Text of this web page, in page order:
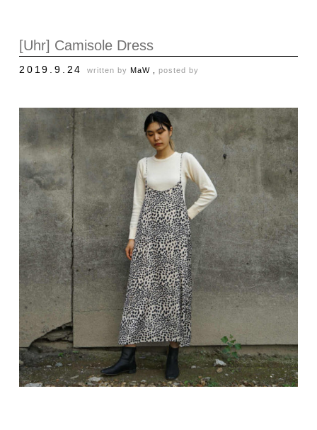
[Uhr] Camisole Dress
2019.9.24 written by MaW , posted by